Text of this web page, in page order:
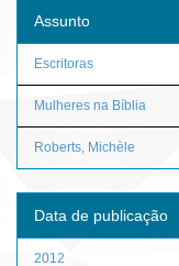
Assunto
Escritoras
Mulheres na Bíblia
Roberts, Michèle
Data de publicação
2012